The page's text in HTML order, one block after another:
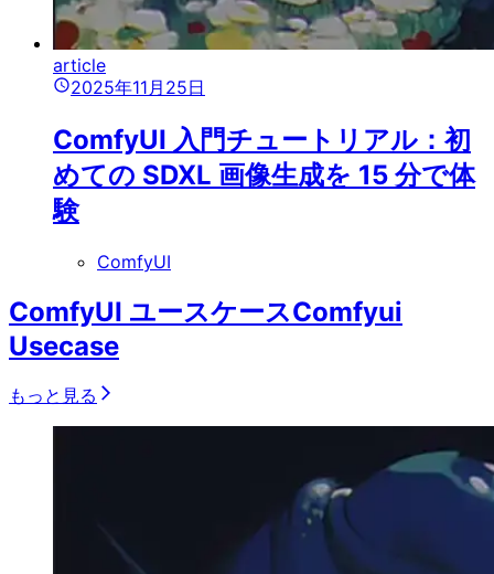
article
2025年11月25日
ComfyUI 入門チュートリアル：初
めての SDXL 画像生成を 15 分で体
験
ComfyUI
ComfyUI ユースケースComfyui
Usecase
もっと見る